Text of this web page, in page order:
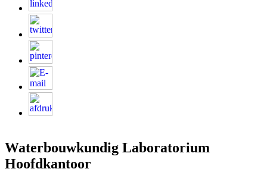
Waterbouwkundig Laboratorium
Hoofdkantoor